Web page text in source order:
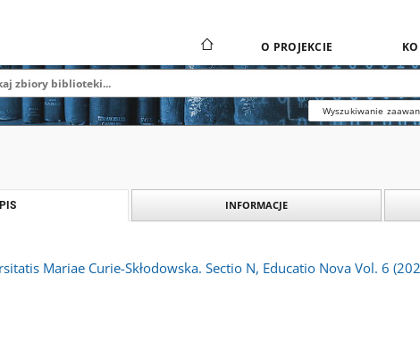
O PROJEKCIE
Wyszukiwanie
INFORMACJE
Mariae Curie-Skłodowska. Sectio N, Educatio Nova Vol. 6